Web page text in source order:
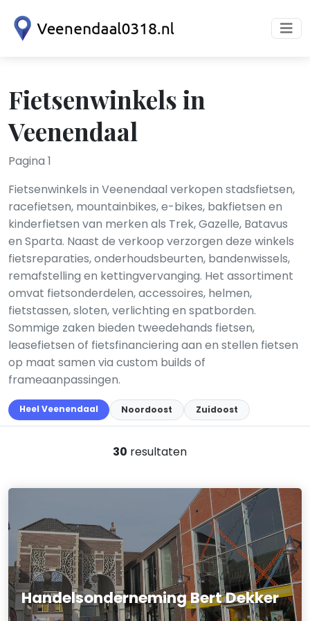
Fietsenwinkels in
Veenendaal
Pagina 1
Fietsenwinkels in Veenendaal verkopen stadsfietsen,
racefietsen, mountainbikes, e-bikes, bakfietsen en
kinderfietsen van merken als Trek, Gazelle, Batavus
en Sparta. Naast de verkoop verzorgen deze winkels
fietsreparaties, onderhoudsbeurten, bandenwissels,
remafstelling en kettingvervanging. Het assortiment
omvat fietsonderdelen, accessoires, helmen,
fietstassen, sloten, verlichting en spatborden.
Sommige zaken bieden tweedehands fietsen,
leasefietsen of fietsfinanciering aan en stellen fietsen
op maat samen via custom builds of
frameaanpassingen.
Heel Veenendaal Noordoost Zuidoost
30 resultaten
Handelsonderneming Bert Dekker